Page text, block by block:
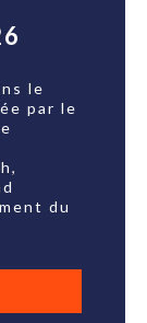
le
par le
du